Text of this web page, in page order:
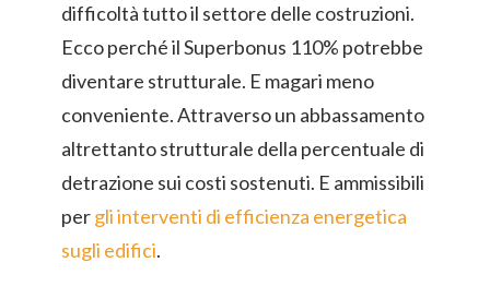
difficoltà tutto il settore delle costruzioni.
Ecco perché il Superbonus 110% potrebbe
diventare strutturale. E magari meno
conveniente. Attraverso un abbassamento
altrettanto strutturale della percentuale di
detrazione sui costi sostenuti. E ammissibili
pergli interventi di efficienza energetica
sugli edifici.